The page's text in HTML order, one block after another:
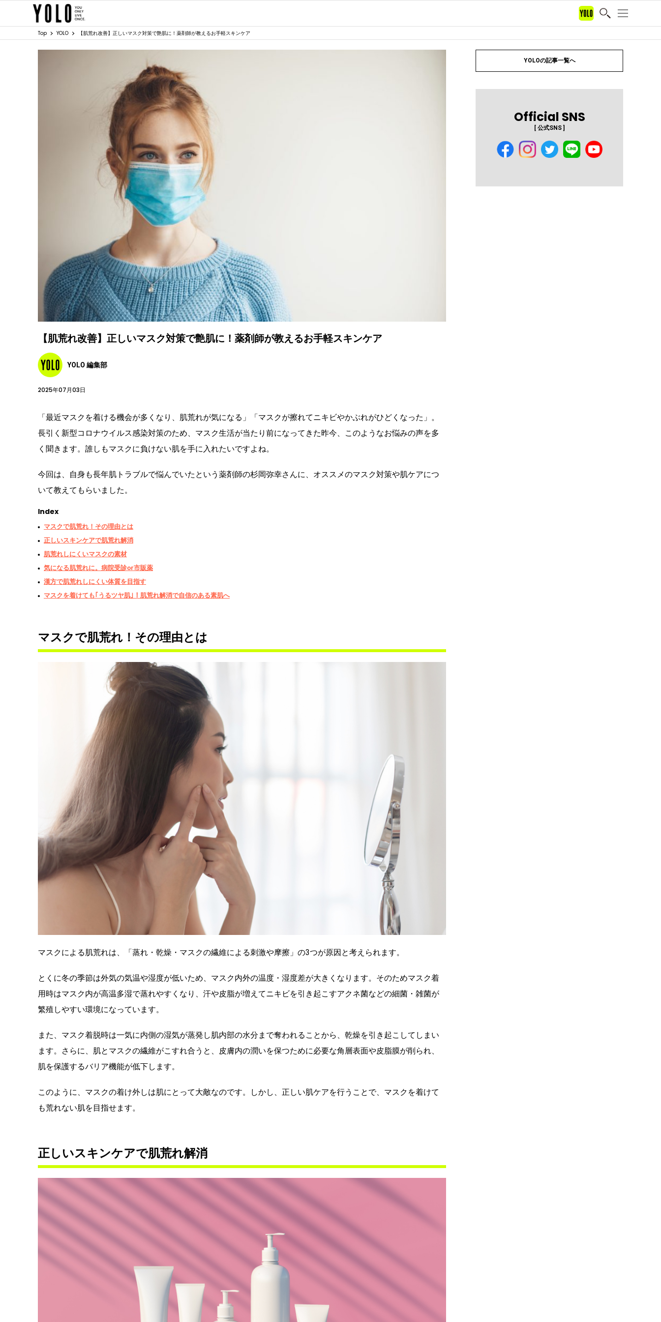
Top YOLO 【肌荒れ改善】正しいマスク対策で艶肌に！薬剤師が教えるお手軽スキンケア
【肌荒れ改善】正しいマスク対策で艶肌に！薬剤師が教えるお手軽スキンケア
YOLO 編集部
2025年07月03日
「最近マスクを着ける機会が多くなり、肌荒れが気になる」「マスクが擦れてニキビやかぶれがひどくなった」。
長引く新型コロナウイルス感染対策のため、マスク生活が当たり前になってきた昨今、このようなお悩みの声を多
く聞きます。誰しもマスクに負けない肌を手に入れたいですよね。
今回は、自身も長年肌トラブルで悩んでいたという薬剤師の杉岡弥幸さんに、オススメのマスク対策や肌ケアにつ
いて教えてもらいました。
Index
マスクで肌荒れ！その理由とは
正しいスキンケアで肌荒れ解消
肌荒れしにくいマスクの素材
気になる肌荒れに。病院受診or市販薬
漢方で肌荒れしにくい体質を目指す
マスクを着けても｢うるツヤ肌｣！肌荒れ解消で自信のある素肌へ
マスクで肌荒れ！その理由とは
マスクによる肌荒れは、「蒸れ・乾燥・マスクの繊維による刺激や摩擦」の3つが原因と考えられます。
とくに冬の季節は外気の気温や湿度が低いため、マスク内外の温度・湿度差が大きくなります。そのためマスク着
用時はマスク内が高温多湿で蒸れやすくなり、汗や皮脂が増えてニキビを引き起こすアクネ菌などの細菌・雑菌が
繁殖しやすい環境になっています。
また、マスク着脱時は一気に内側の湿気が蒸発し肌内部の水分まで奪われることから、乾燥を引き起こしてしまい
ます。さらに、肌とマスクの繊維がこすれ合うと、皮膚内の潤いを保つために必要な角層表面や皮脂膜が削られ、
肌を保護するバリア機能が低下します。
このように、マスクの着け外しは肌にとって大敵なのです。しかし、正しい肌ケアを行うことで、マスクを着けて
も荒れない肌を目指せます。
正しいスキンケアで肌荒れ解消
YOLOの記事一覧へ
Official SNS
[ 公式SNS ]